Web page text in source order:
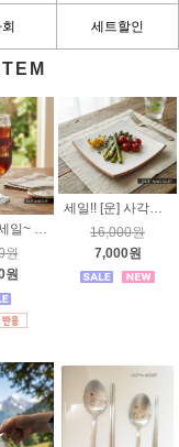
세트할인
최저가 빅세일~ [미국 리비] 앰버시 맥주잔/쥬스잔 296ml -3727 Made in USA
원
원
16,000원
7,000원